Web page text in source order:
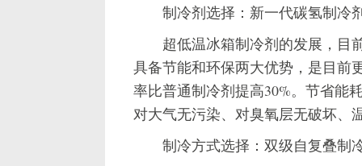
制冷剂选择：新一代碳氢制冷
超低温冰箱制冷剂的发展，目
具备节能和环保两大优势，是目前
率比普通制冷剂提高30%。节省能
对大气无污染、对臭氧层无破坏、
制冷方式选择：双级自复叠制